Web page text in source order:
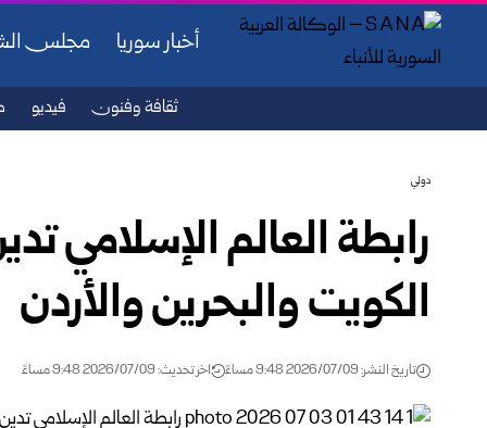
أخبار سوريا مجلس
ثقافة وفنون فيديو
دولي
رابطة العالم الإسلامي
الكويت والبحرين والأردن
تاريخ النشر: 2026/07/09 9:48 مساءً اخر تحديث: 2026/07/09 9:48 مساءً